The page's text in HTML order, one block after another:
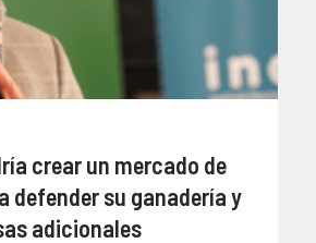
crear un mercado de
defender su ganadería y
adicionales